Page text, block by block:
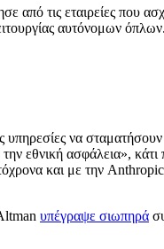
από τις εταιρείες που
αυτόνομων
υπηρεσίες να
εθνική ασφάλεια»,
και με την
υπέγραψε σιωπηρά